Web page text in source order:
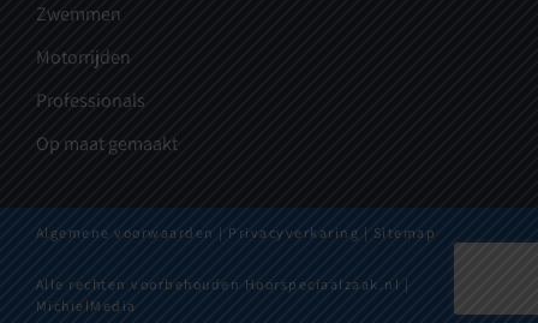
Zwemmen
Motorrijden
Professionals
Op maat gemaakt
Algemene voorwaarden | Privacyverkaring | Sitemap
Alle rechten voorbehouden Hoorspeciaalzaak.nl |
MichielMedia